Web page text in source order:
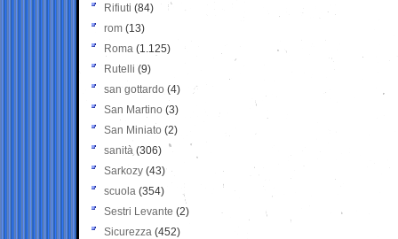
Rifiuti (84)
rom (13)
Roma (1.125)
Rutelli (9)
san gottardo (4)
San Martino (3)
San Miniato (2)
sanità (306)
Sarkozy (43)
scuola (354)
Sestri Levante (2)
Sicurezza (452)